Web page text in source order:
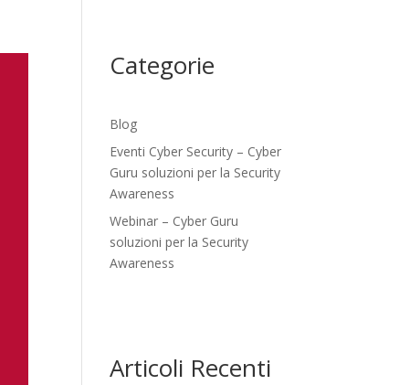
Categorie
Blog
Eventi Cyber Security – Cyber
Guru soluzioni per la Security
Awareness
Webinar – Cyber Guru
soluzioni per la Security
Awareness
Articoli Recenti